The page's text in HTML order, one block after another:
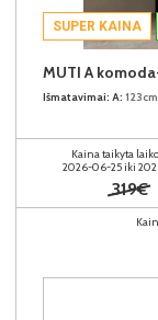
SUPER KAINA
MUTI A
Išmatavimai: A: 123cm
Kaina taikyta
2026-06-25 iki
319€